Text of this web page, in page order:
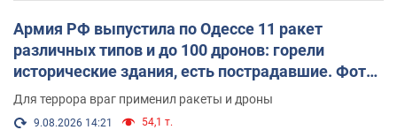
Армия РФ выпустила по Одессе 11 ракет
различных типов и до 100 дронов: горели
исторические здания, есть пострадавшие. Фото
и видео
Для террора враг применил ракеты и дроны
9.08.2026 14:21 54,1 т.